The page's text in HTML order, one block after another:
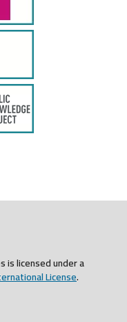
is licensed under a
License.